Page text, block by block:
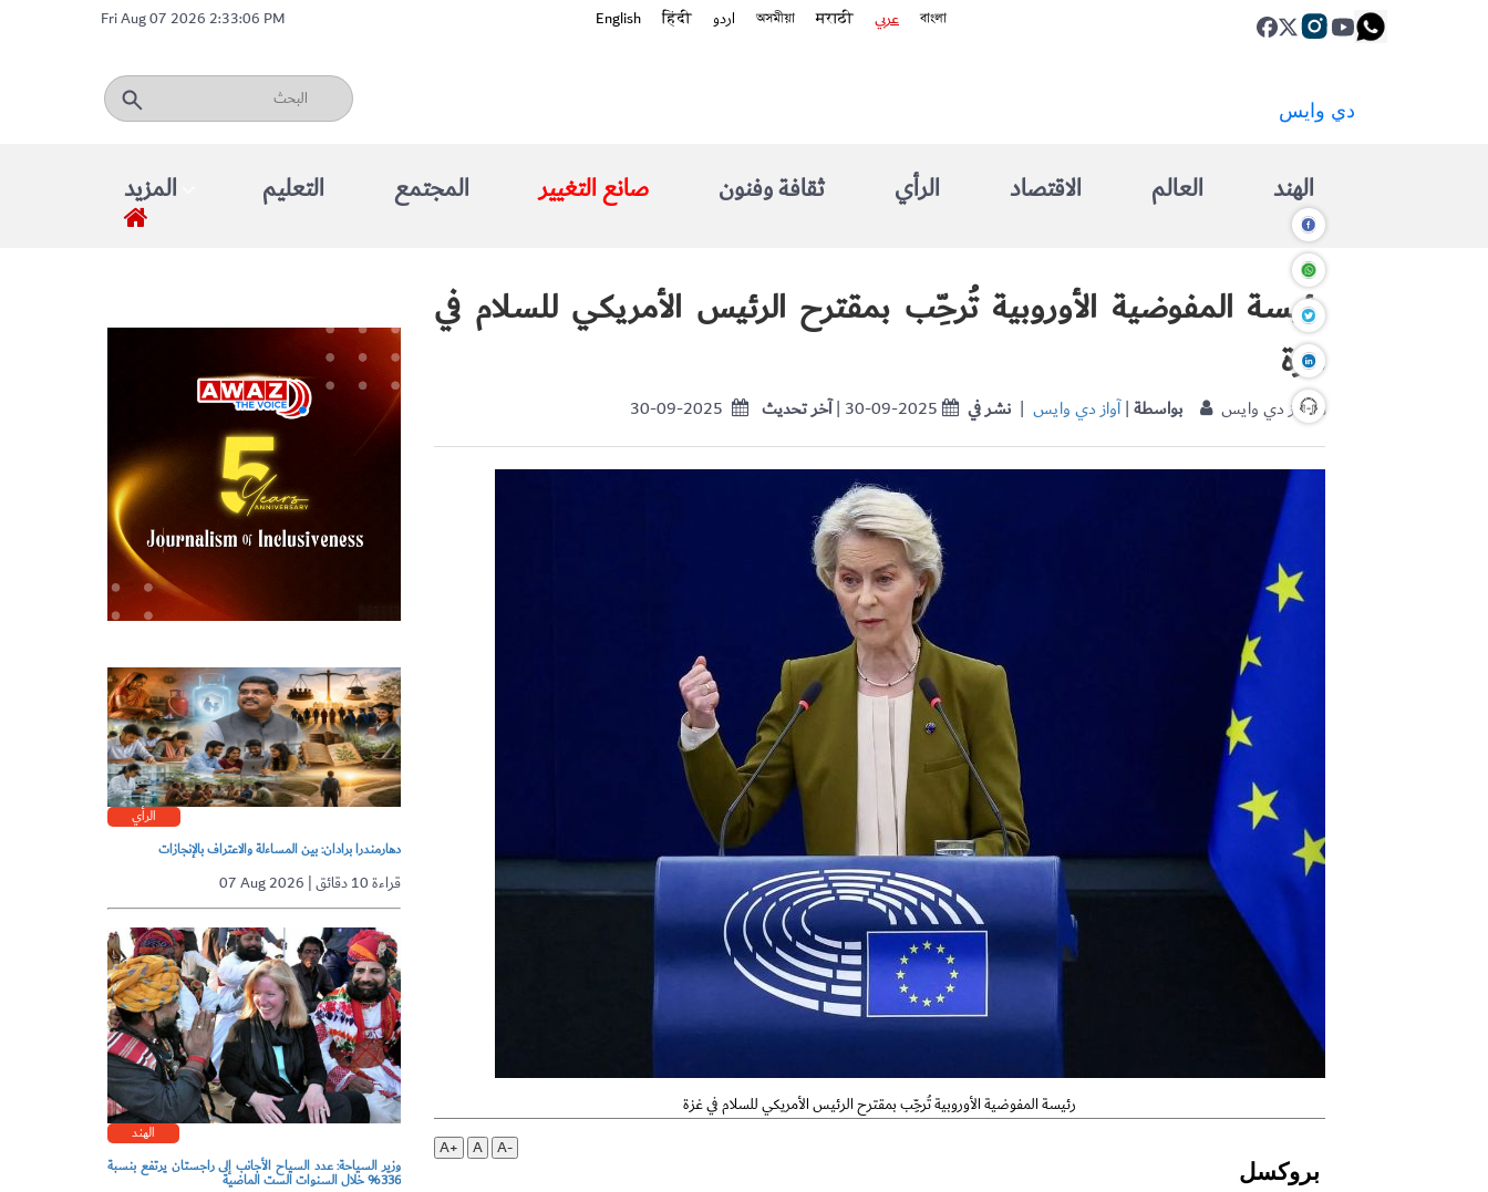
Fri Aug 07 2026 2:33:06 PM English हिंदी اردو অসমীয়া मराठी عربي বাংলা
المزيد التعليم المجتمع صانع التغيير ثقافة وفنون الرأي الاقتصاد العالم الهند
الرأي
دهارمندرا برادان: بين المساءلة والاعتراف بالإنجازات
07 Aug 2026 | قراءة 10 دقائق
الهند
وزير السياحة: عدد السياح الأجانب إلى راجستان يرتفع بنسبة
336% خلال السنوات الست الماضية
رئيسة المفوضية الأوروبية تُرحِّب بمقترح الرئيس الأمريكي للسلام في
غزة
30-09-2025 آخر تحديث| 30-09-2025 نشر في | آواز دي وايس بواسطة|آواز دي وايس
رئيسة المفوضية الأوروبية تُرحِّب بمقترح الرئيس الأمريكي للسلام في غزة
A+
A A-
بروكسل